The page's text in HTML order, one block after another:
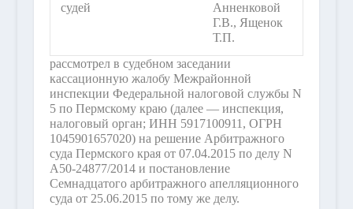
судей
Анненковой
Г.В., Ященок
Т.П.
рассмотрел в судебном заседании
кассационную жалобу Межрайонной
инспекции Федеральной налоговой службы N
5 по Пермскому краю (далее — инспекция,
налоговый орган; ИНН 5917100911, ОГРН
1045901657020) на решение Арбитражного
суда Пермского края от 07.04.2015 по делу N
А50-24877/2014 и постановление
Семнадцатого арбитражного апелляционного
суда от 25.06.2015 по тому же делу.